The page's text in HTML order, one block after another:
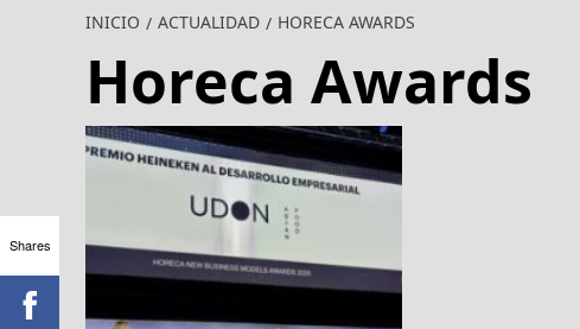
INICIO ACTUALIDAD HORECA AWARDS
Horeca Awards
Shares